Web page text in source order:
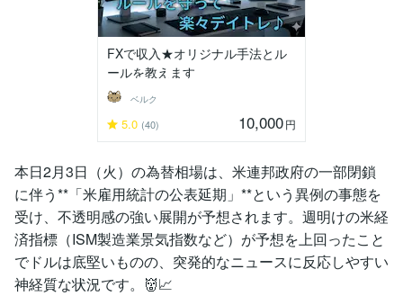
FXで収入★オリジナル手法とル
ールを教えます
ベルク
5.0 (40) 10,000円
本日2月3日（火）の為替相場は、米連邦政府の一部閉鎖
に伴う**「米雇用統計の公表延期」**という異例の事態を
受け、不透明感の強い展開が予想されます。週明けの米経
済指標（ISM製造業景気指数など）が予想を上回ったこと
でドルは底堅いものの、突発的なニュースに反応しやすい
神経質な状況です。👹📈